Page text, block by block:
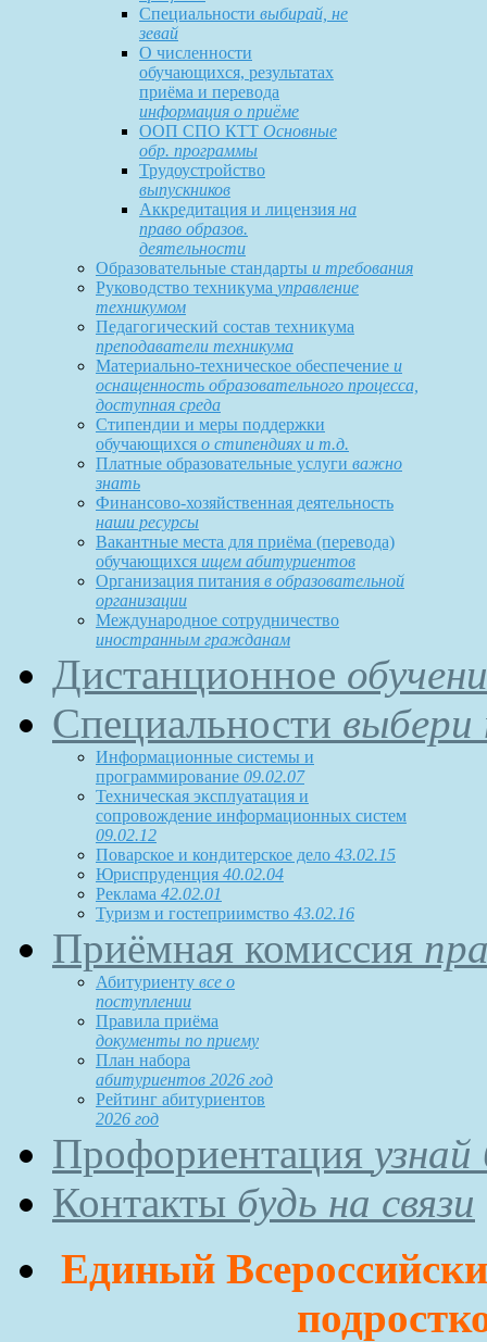
Специальности выбирай, не
зевай
О численности
обучающихся, результатах
приёма и перевода
информация о приёме
ООП СПО КТТ Основные
обр. программы
Трудоустройство
выпускников
Аккредитация и лицензия на
право образов.
деятельности
Образовательные стандарты и требования
Руководство техникума управление
техникумом
Педагогический состав техникума
преподаватели техникума
Материально-техническое обеспечение и
оснащенность образовательного процесса,
доступная среда
Стипендии и меры поддержки
обучающихся о стипендиях и т.д.
Платные образовательные услуги важно
знать
Финансово-хозяйственная деятельность
наши ресурсы
Вакантные места для приёма (перевода)
обучающихся ищем абитуриентов
Организация питания в образовательной
организации
Международное сотрудничество
иностранным гражданам
Дистанционное
Специальности выбери
Информационные системы и
программирование 09.02.07
Техническая эксплуатация и
сопровождение информационных систем
09.02.12
Поварское и кондитерское дело 43.02.15
Юриспруденция 40.02.04
Реклама 42.02.01
Туризм и гостеприимство 43.02.16
Приёмная комиссия
Абитуриенту все о
поступлении
Правила приёма
документы по приему
План набора
абитуриентов 2026 год
Рейтинг абитуриентов
2026 год
Профориентация
Контакты будь на связи
Единый